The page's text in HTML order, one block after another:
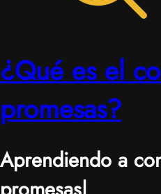
¿Qué es el
promesas?
Aprendiendo a